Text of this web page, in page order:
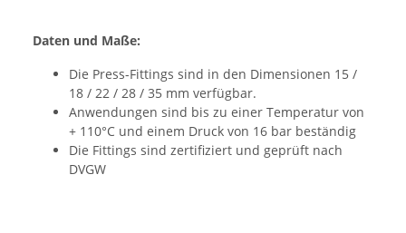
Daten und Maße:
Die Press-Fittings sind in den Dimensionen 15 /
18 / 22 / 28 / 35 mm verfügbar.
Anwendungen sind bis zu einer Temperatur von
+ 110°C und einem Druck von 16 bar beständig
Die Fittings sind zertifiziert und geprüft nach
DVGW